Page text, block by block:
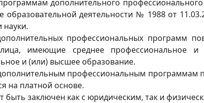
дополнительного профессионального
образовательной деятельности № 1988 от
науки.
профессиональных программ
лица, имеющие среднее профессиональное
и (или) высшее образование.
профессиональным программам
на платной основе.
быть заключен как с юридическим, так и